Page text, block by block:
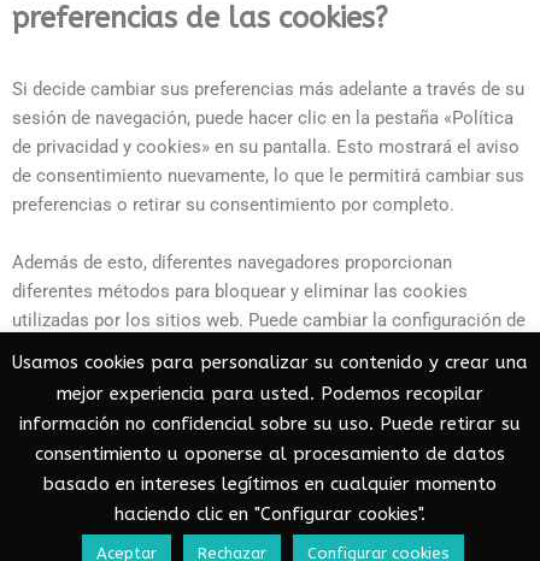
preferencias de las cookies?
Si decide cambiar sus preferencias más adelante a través de su
sesión de navegación, puede hacer clic en la pestaña «Política
de privacidad y cookies» en su pantalla. Esto mostrará el aviso
de consentimiento nuevamente, lo que le permitirá cambiar sus
preferencias o retirar su consentimiento por completo.
Además de esto, diferentes navegadores proporcionan
diferentes métodos para bloquear y eliminar las cookies
utilizadas por los sitios web. Puede cambiar la configuración de
Para obtener más información sobre cómo administrar y
eliminar las cookies, visitewikipedia.org ,
www.allaboutcookies.org.
CookieYes
Usamos cookies para personalizar su contenido y crear una
mejor experiencia para usted. Podemos recopilar
información no confidencial sobre su uso. Puede retirar su
consentimiento u oponerse al procesamiento de datos
basado en intereses legítimos en cualquier momento
haciendo clic en "Configurar cookies".
Aceptar Rechazar Configurar cookies